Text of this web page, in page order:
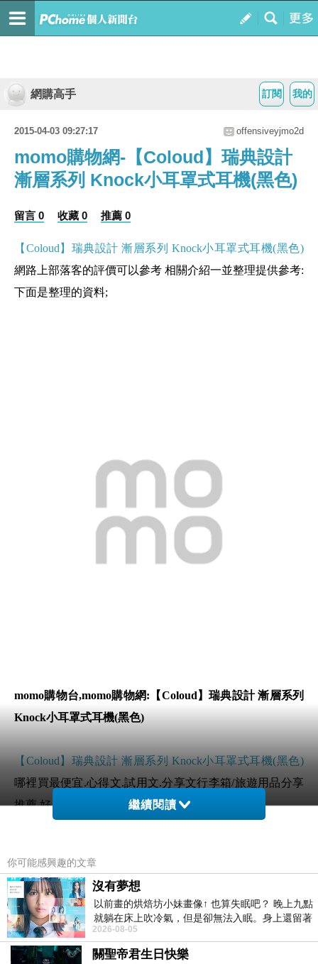
我的
訂閱
網購高手
2015-04-03 09:27:17 offensiveyjmo2d
momo購物網-【Coloud】瑞典設計
漸層系列 Knock小耳罩式耳機(黑色)
留言 0 收藏 0 推薦 0
【Coloud】瑞典設計 漸層系列 Knock小耳罩式耳機(黑色)
網路上部落客的評價可以參考 相關介紹一並整理提供參考:
下面是整理的資料;
momo購物台,momo購物網:【Coloud】瑞典設計 漸層系列
Knock小耳罩式耳機(黑色)
【Coloud】瑞典設計 漸層系列 Knock小耳罩式耳機(黑色)
哪裡買最便宜.心得文.試用文.分享文行李箱/旅遊用品分享
推薦.好用.推薦.評價.熱銷.開箱文.優缺點比較
Knock小耳罩式耳機(黑色)
【Coloud】瑞典設計 漸層系列 Knock小耳罩式耳機(黑色)
但是我想【Coloud】瑞典設計 漸層系列 Knock小耳罩式耳
機(黑色)在網路上買應該會比較便宜，
繼續閱讀
你可能感興趣的文章
沒有夢想
以前畫的烘焙坊小妹畫像↑ 也算失眠吧？ 晚上九點
就躺在床上吹冷氣，但是卻無法入眠。身上還留著
四點多跑的六公里的疲
2026-08-05
關聖帝君生日快樂